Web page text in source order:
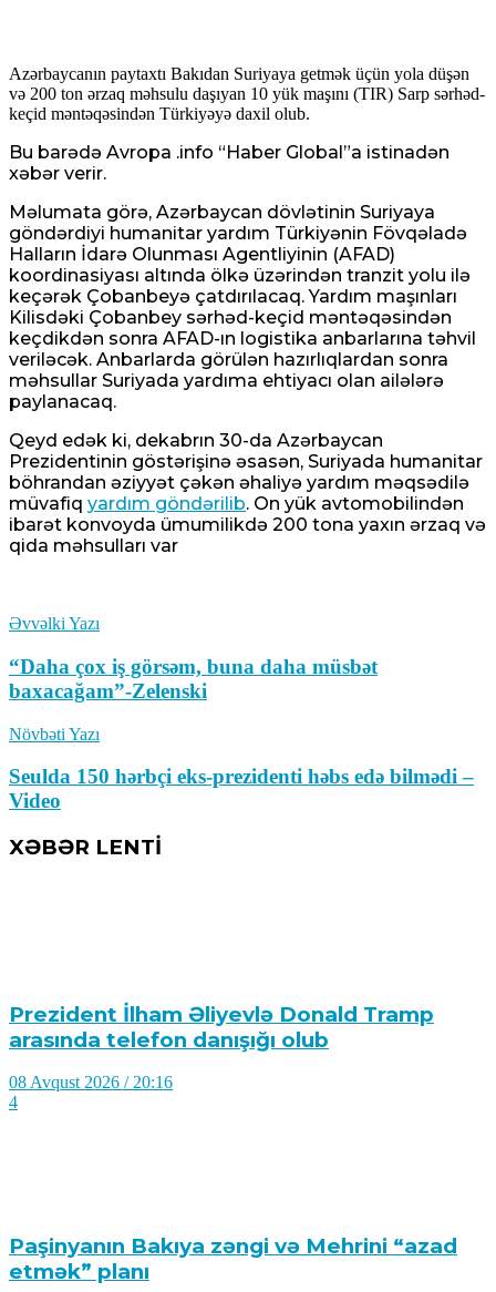
Аzərbaycanın paytaxtı Bakıdan Suriyaya getmək üçün yola düşən
və 200 ton ərzaq məhsulu daşıyan 10 yük maşını (TIR) Sarp sərhəd-
keçid məntəqəsindən Türkiyəyə daxil olub.
Bu barədə Avropa .info “Haber Global”a istinadən
xəbər verir.
Məlumata görə, Azərbaycan dövlətinin Suriyaya
göndərdiyi humanitar yardım Türkiyənin Fövqəladə
Halların İdarə Olunması Agentliyinin (AFAD)
koordinasiyası altında ölkə üzərindən tranzit yolu ilə
keçərək Çobanbeyə çatdırılacaq. Yardım maşınları
Kilisdəki Çobanbey sərhəd-keçid məntəqəsindən
keçdikdən sonra AFAD-ın logistika anbarlarına təhvil
veriləcək. Anbarlarda görülən hazırlıqlardan sonra
məhsullar Suriyada yardıma ehtiyacı olan ailələrə
paylanacaq.
Qeyd edək ki, dekabrın 30-da Azərbaycan
Prezidentinin göstərişinə əsasən, Suriyada humanitar
böhrandan əziyyət çəkən əhaliyə yardım məqsədilə
müvafiq yardım göndərilib. On yük avtomobilindən
ibarət konvoyda ümumilikdə 200 tona yaxın ərzaq və
qida məhsulları var
Əvvəlki Yazı
“Daha çox iş görsəm, buna daha müsbət
baxacağam”-Zelenski
Növbəti Yazı
Seulda 150 hərbçi eks-prezidenti həbs edə bilmədi –
Video
XƏBƏR LENTİ
Prezident İlham Əliyevlə Donald Tramp
arasında telefon danışığı olub
08 Avqust 2026 / 20:16
4
Paşinyanın Bakıya zəngi və Mehrini “azad
etmək” planı